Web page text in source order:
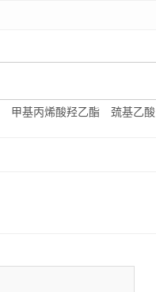
甲基丙烯酸羟乙酯 巯基乙酸